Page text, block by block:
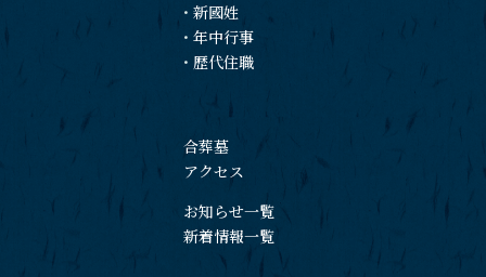
・新國姓
・年中行事
・ 歴代住職
合葬墓
アクセス
お知らせ一覧
新着情報一覧